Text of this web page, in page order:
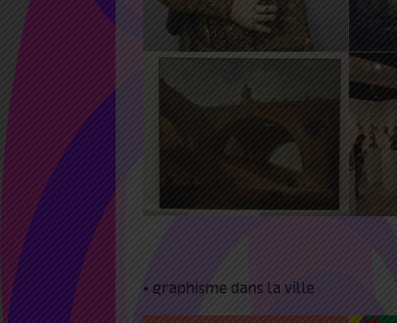
10 Mai 2022 20:30 22:00 14
Nuit
• graphisme dans la ville